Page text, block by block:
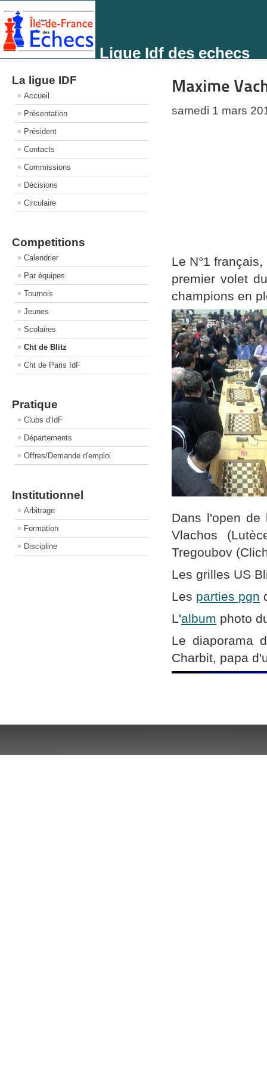
Ligue Idf des echecs
La ligue IDF
Accueil
Présentation
Président
Contacts
Commissions
Décisions
Circulaire
Competitions
Calendrier
Par équipes
Tournois
Jeunes
Scolaires
Cht de Blitz
Cht de Paris IdF
Pratique
Clubs d'IdF
Départements
Offres/Demande d'emploi
Institutionnel
Arbitrage
Formation
Discipline
Maxime
samedi 1 mars
Le N°1
premier volet
champions en
Dans l'open de
Vlachos
Tregoubov
Les grilles US
Les parties pgn
L'album photo
Le diaporama
Charbit, papa